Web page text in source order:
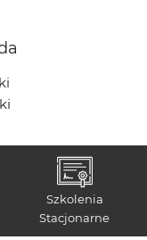
Szkolenia
Stacjonarne